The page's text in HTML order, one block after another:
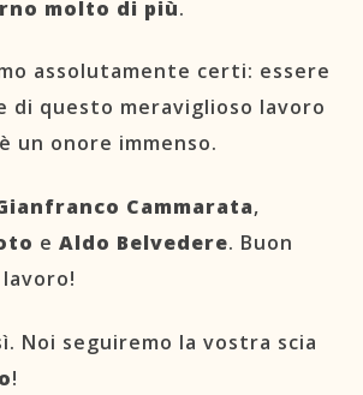
molto di più.
assolutamente certi: essere
di questo meraviglioso lavoro
un onore immenso.
Cammarata,
e Aldo Belvedere. Buon
Noi seguiremo la vostra scia
!